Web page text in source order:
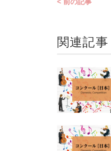
関連記事